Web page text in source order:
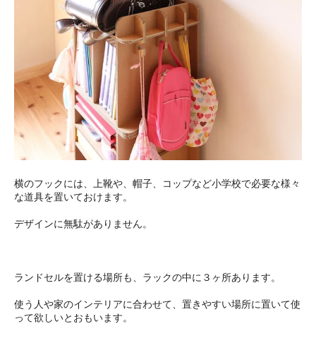
横のフックには、上靴や、帽子、コップなど小学校で必要な様々
な道具を置いておけます。
デザインに無駄がありません。
ランドセルを置ける場所も、ラックの中に３ヶ所あります。
使う人や家のインテリアに合わせて、置きやすい場所に置いて使
って欲しいとおもいます。